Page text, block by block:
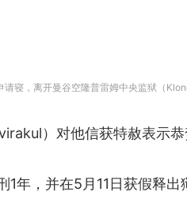
寝，离开曼谷空隆普雷姆中央监狱（
）对他信获特赦表示
年，并在5月11日获假释